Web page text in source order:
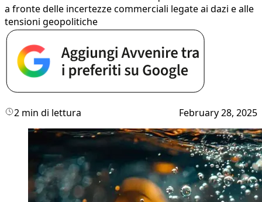
a fronte delle incertezze commerciali legate ai dazi e alle
tensioni geopolitiche
2 min di lettura February 28, 2025